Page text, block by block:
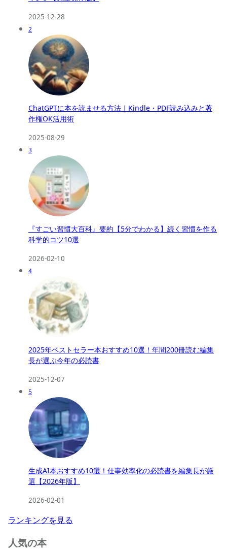
2025-12-28
2
ChatGPTに本を読ませる方法｜Kindle・PDF読み込みと著
作権OK活用術
2025-08-29
3
『すごい習慣大百科』要約【5分でわかる】続く習慣を作る
科学的コツ10選
2026-02-10
4
2025年ベストセラー本おすすめ10選！年間200冊読む編集
長が選ぶ今年の必読書
2025-12-07
5
生成AI本おすすめ10選！仕事効率化の必読書を編集長が厳
選【2026年版】
2026-02-01
ランキングを見る
人気の本